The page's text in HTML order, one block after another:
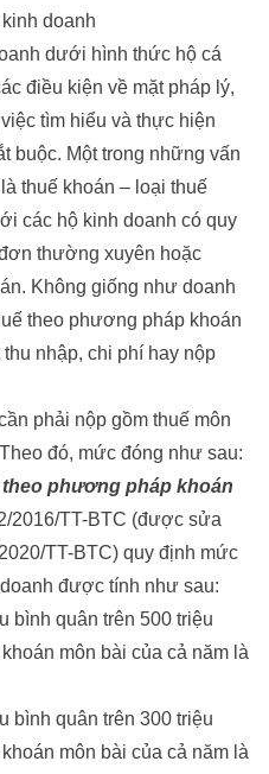
doanh
dưới hình thức hộ cá
điều kiện về mặt pháp lý,
tìm hiểu và thực hiện
buộc. Một trong những vấn
thuế khoán – loại thuế
các hộ kinh doanh có quy
thường xuyên hoặc
Không giống như doanh
theo phương pháp khoán
nhập, chi phí hay nộp
phải nộp gồm thuế môn
đó, mức đóng như sau:
phương pháp khoán
2016/TT-BTC (được sửa
TT-BTC) quy định mức
được tính như sau:
bình quân trên 500 triệu
môn bài của cả năm là
bình quân trên 300 triệu
môn bài của cả năm là